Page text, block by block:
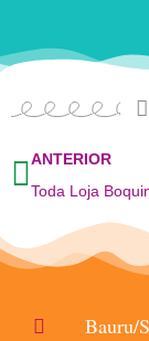
ANTERIOR
Bauru/